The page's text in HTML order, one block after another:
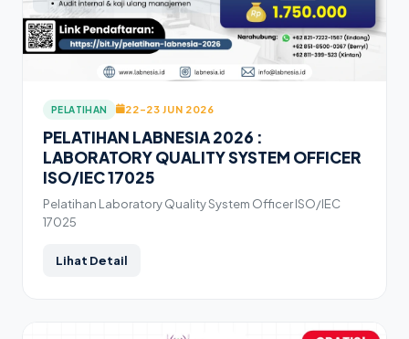
PELATIHAN 22–23 JUN 2026
PELATIHAN LABNESIA 2026 :
LABORATORY QUALITY SYSTEM OFFICER
ISO/IEC 17025
Pelatihan Laboratory Quality System Officer ISO/IEC
17025
Lihat Detail